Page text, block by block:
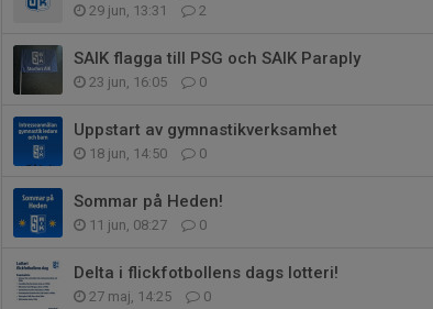
29 jun, 13:31 2
SAIK flagga till PSG och SAIK Paraply
23 jun, 16:05 0
Uppstart av gymnastikverksamhet
18 jun, 14:50 0
Sommar på Heden!
11 jun, 08:27 0
Delta i flickfotbollens dags lotteri!
27 maj, 14:25 0